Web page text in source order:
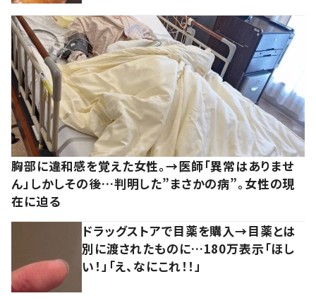
胸部に違和感を覚えた女性。→医師「異常はありませ
ん」しかしその後…判明した”まさかの病”。女性の現
在に迫る
ドラッグストアで目薬を購入→目薬とは
別に渡されたものに…180万表示「ほし
い！」「え、なにこれ！！」